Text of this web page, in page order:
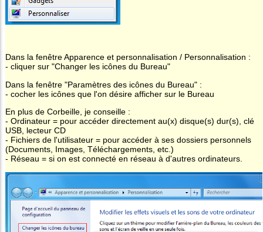
Dans la fenêtre Apparence et personnalisation / Personnalisation :
- cliquer sur "Changer les icônes du Bureau"
Dans la fenêtre "Paramètres des icônes du Bureau" :
- cocher les icônes que l'on désire afficher sur le Bureau
En plus de Corbeille, je conseille :
- Ordinateur = pour accéder directement au(x) disque(s) dur(s), clé
USB, lecteur CD
- Fichiers de l'utilisateur = pour accéder à ses dossiers personnels
(Documents, Images, Téléchargements, etc.)
- Réseau = si on est connecté en réseau à d'autres ordinateurs.